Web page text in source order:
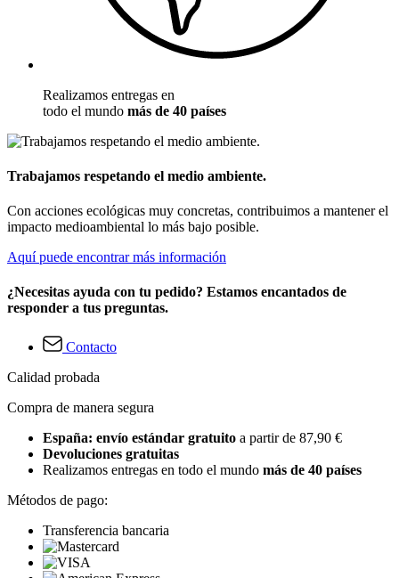
Realizamos entregas en
todo el mundo más de 40 países
Trabajamos respetando el medio ambiente.
Con acciones ecológicas muy concretas, contribuimos a mantener el
impacto medioambiental lo más bajo posible.
Aquí puede encontrar más información
¿Necesitas ayuda con tu pedido? Estamos encantados de
responder a tus preguntas.
Contacto
Calidad probada
Compra de manera segura
España: envío estándar gratuito a partir de 87,90 €
Devoluciones gratuitas
Realizamos entregas en todo el mundo más de 40 países
Métodos de pago:
Transferencia bancaria